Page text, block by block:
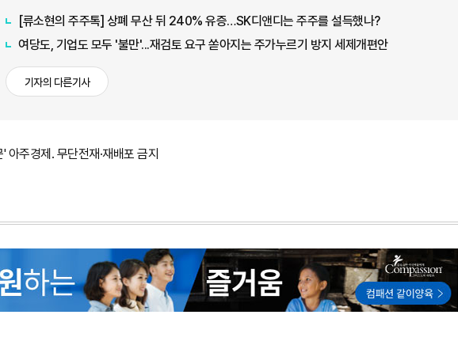
[류소현의 주주톡] 상폐 무산 뒤 240% 유증…SK디앤디는 주주를 설득했나?
여당도, 기업도 모두 '불만'...재검토 요구 쏟아지는 주가누르기 방지 세제개편안
기자의 다른기사
주경제. 무단전재·재배포 금지